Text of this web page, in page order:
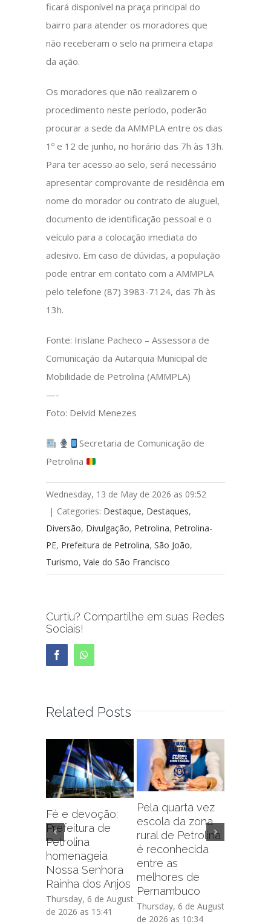
ficará disponível na praça principal do
bairro para atender os moradores que
não receberam o selo na primeira etapa
da ação.
Os moradores que não realizarem o
procedimento neste período, poderão
procurar a sede da AMMPLA entre os dias
1º e 12 de junho, no horário das 7h às 13h.
Para ter acesso ao selo, será necessário
apresentar comprovante de residência em
nome do morador ou contrato de aluguel,
documento de identificação pessoal e o
veículo para a colocação imediata do
adesivo. Em caso de dúvidas, a população
pode entrar em contato com a AMMPLA
pelo telefone (87) 3983-7124, das 7h às
13h.
Fonte: Irislane Pacheco – Assessora de
Comunicação da Autarquia Municipal de
Mobilidade de Petrolina (AMMPLA)
—-
Foto: Deivid Menezes
Secretaria de Comunicação de
Petrolina
Wednesday, 13 de May de 2026 as 09:52
| Categories: Destaque, Destaques,
Diversão, Divulgação, Petrolina, Petrolina-
PE, Prefeitura de Petrolina,São João,
Turismo,Vale do São Francisco
Curtiu? Compartilhe em suas Redes
Sociais!
Facebook
Related Posts
Fé e devoção:
Prefeitura de
Petrolina
homenageia
Nossa Senhora
Rainha dos Anjos
Thursday, 6 de August
de 2026 as 15:41
Pela quarta vez
escola da zona
rural de Petrolina
é reconhecida
entre as
melhores de
Pernambuco
Thursday, 6 de August
de 2026 as 10:34